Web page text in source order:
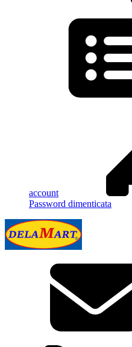
account
Password dimenticata